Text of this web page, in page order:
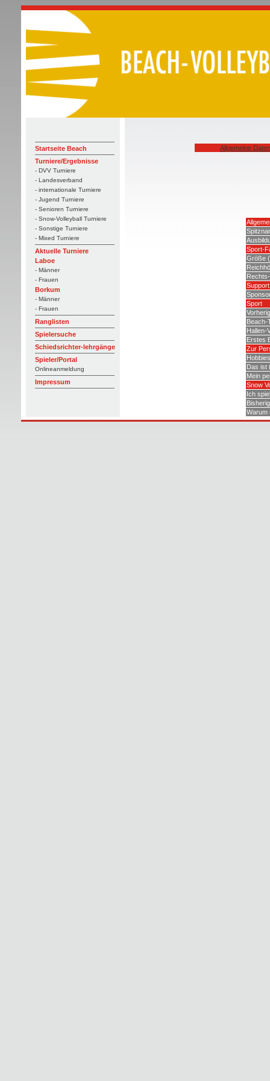
Startseite Beach
Turniere/Ergebnisse
- DVV Turniere
- Landesverband
- internationale Turniere
- Jugend Turniere
- Senioren Turniere
- Snow-Volleyball Turniere
- Sonstige Turniere
- Mixed Turniere
Aktuelle Turniere
Laboe
- Männer
- Frauen
Borkum
- Männer
- Frauen
Ranglisten
Spielersuche
Schiedsrichter-lehrgänge
Spieler/Portal
Onlineanmeldung
Impressum
Allgemeine
Sport-
Größe
Support
Sport
Beach-
Hallen-
Erstes
Zur
Hobbies
Das ist
Mein
Snow
Ich
Warum